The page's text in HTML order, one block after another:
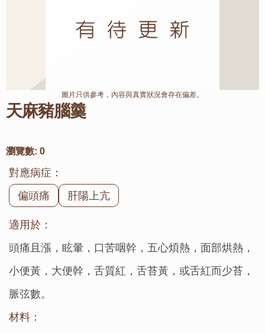
天麻豬腦羹
瀏覽數: 0
對應病症：
偏頭痛
肝陽上亢
適用於：
頭痛且漲，眩暈，口苦咽幹，五心煩熱，面部烘熱，
小便黃，大便幹，舌質紅，舌苔黃，或舌紅而少苔，
脈弦數。
材料：
圖片只供參考，內容與真實狀況會存在偏差。